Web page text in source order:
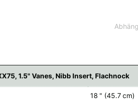
1.5" Vanes, Nibb Insert, Flachnock
18 " (45.7 cm)